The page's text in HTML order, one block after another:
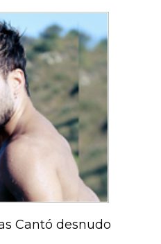
Cantó desnudo